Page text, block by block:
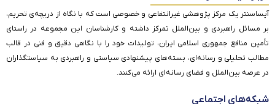
آیساسنتر یک مرکز پژوهشی غیرانتفاعی و خصوصی است که با نگاه از دریچه‌ی تحریم،
بر مسائل راهبردی و بین‌الملل تمرکز داشته و کارشناسان این مجموعه در راستای
تأمین منافع جمهوری اسلامی ایران، تولیدات خود را با نگاهی دقیق و فنی در قالب
مطالب تحلیلی و رسانه‌ای، بسته‌های پیشنهادی سیاستی و راهبردی به سیاستگذاران
در عرصه بین‌الملل و فضای رسانه‌ای ارائه می‌کنند.
شبکه‌های اجتماعی